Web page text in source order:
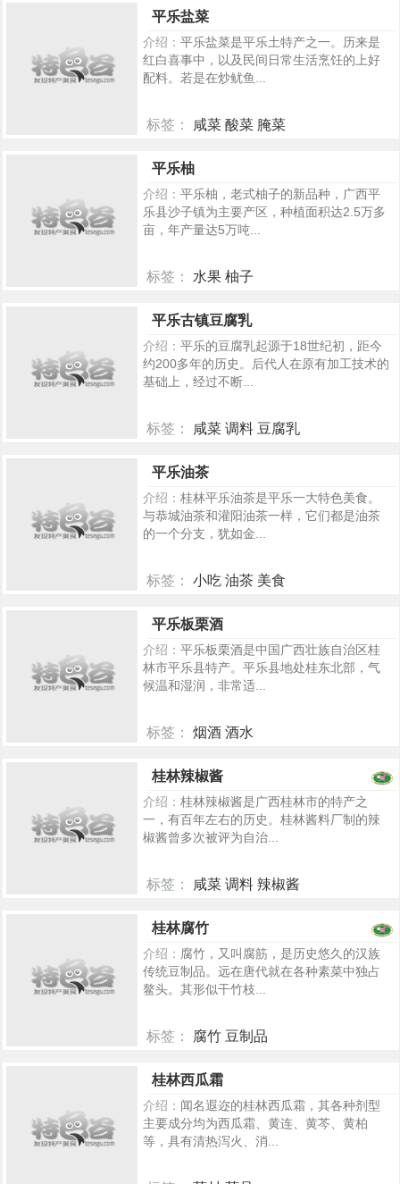
平乐盐菜
介绍： 平乐盐菜是平乐土特产之一。历来是
红白喜事中，以及民间日常生活烹饪的上好
配料。若是在炒鱿鱼...
标签： 咸菜 酸菜 腌菜
平乐柚
介绍： 平乐柚，老式柚子的新品种，广西平
乐县沙子镇为主要产区，种植面积达2.5万多
亩，年产量达5万吨...
标签： 水果 柚子
平乐古镇豆腐乳
介绍： 平乐的豆腐乳起源于18世纪初，距今
约200多年的历史。后代人在原有加工技术的
基础上，经过不断...
标签： 咸菜 调料 豆腐乳
平乐油茶
介绍： 桂林平乐油茶是平乐一大特色美食。
与恭城油茶和灌阳油茶一样，它们都是油茶
的一个分支，犹如金...
标签： 小吃 油茶 美食
平乐板栗酒
介绍： 平乐板栗酒是中国广西壮族自治区桂
林市平乐县特产。平乐县地处桂东北部，气
候温和湿润，非常适...
标签： 烟酒 酒水
桂林辣椒酱
介绍： 桂林辣椒酱是广西桂林市的特产之
一，有百年左右的历史。桂林酱料厂制的辣
椒酱曾多次被评为自治...
标签： 咸菜 调料 辣椒酱
桂林腐竹
介绍： 腐竹，又叫腐筋，是历史悠久的汉族
传统豆制品。远在唐代就在各种素菜中独占
鳌头。其形似干竹枝...
标签： 腐竹 豆制品
桂林西瓜霜
介绍： 闻名遐迩的桂林西瓜霜，其各种剂型
主要成分均为西瓜霜、黄连、黄芩、黄柏
等，具有清热泻火、消...